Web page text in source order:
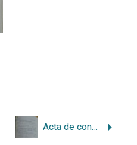
Acta de conciliación sindical de Arcos 19-1976